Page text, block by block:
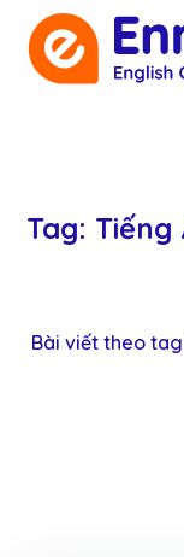
Tag: Tiếng
Bài viết theo